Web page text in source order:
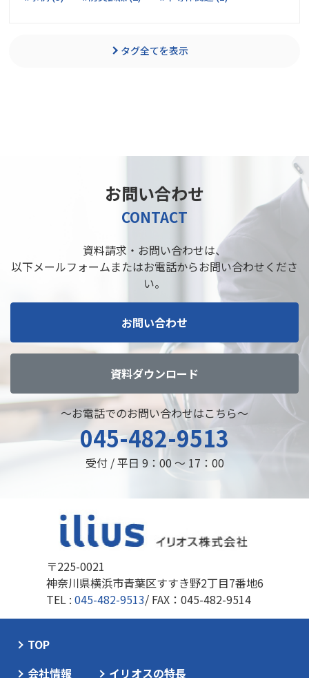
タグ全てを表示
お問い合わせ
CONTACT
資料請求・お問い合わせは、
以下メールフォームまたはお電話からお問い合わせくださ
い。
お問い合わせ
資料ダウンロード
～お電話でのお問い合わせはこちら～
045-482-9513
受付 / 平日 9：00 ～ 17：00
〒225-0021
神奈川県横浜市青葉区すすき野2丁目7番地6
TEL : 045-482-9513/ FAX：045-482-9514
TOP
会社情報
イリオスの特長